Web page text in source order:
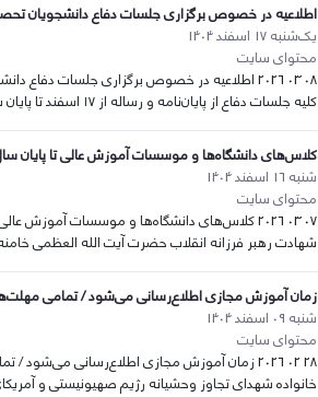
اطلاعیه در خصوص برگزاری جلسات دفاع دانشجویان
یک‌شنبه 17 اسفند 1404
محتوای سایت
08 03 2026 اطلاعیه در خصوص برگزاری جلسات
کلیه جلسات دفاع از پایان‌نامه و رساله از ۱۷ اسفند تا پایان سال به...
کلاس‌های دانشگاه‌ها و موسسات آموزش عالی تا پایان سال جاری (۱۴۰۴) به صورت مجازی
شنبه 16 اسفند 1404
محتوای سایت
شهادت رهبر فرزانه انقلاب حضرت آیت الله العظمی
زمان آموزش‌ مجازی اطلاع‌رسانی‌ می‌شود / تمامی
شنبه 09 اسفند 1404
محتوای سایت
28 02 2026 زمان آموزش‌ مجازی اطلاع‌رسانی‌
خانواده شهدای تجاوز وحشیانه رژیم صهیونیستی و